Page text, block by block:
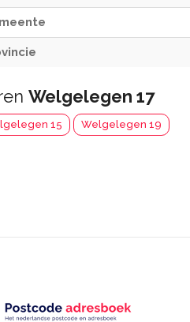
Welgelegen 17
15 Welgelegen 19